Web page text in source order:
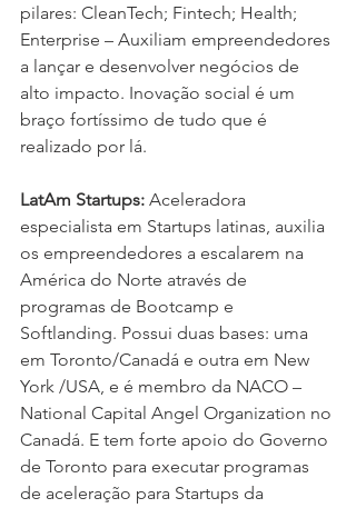
pilares: CleanTech; Fintech; Health;
Enterprise – Auxiliam empreendedores
a lançar e desenvolver negócios de
alto impacto. Inovação social é um
braço fortíssimo de tudo que é
realizado por lá.
LatAm Startups: Aceleradora
especialista em Startups latinas, auxilia
os empreendedores a escalarem na
América do Norte através de
programas de Bootcamp e
Softlanding. Possui duas bases: uma
em Toronto/Canadá e outra em New
York /USA, e é membro da NACO –
National Capital Angel Organization no
Canadá. E tem forte apoio do Governo
de Toronto para executar programas
de aceleração para Startups da